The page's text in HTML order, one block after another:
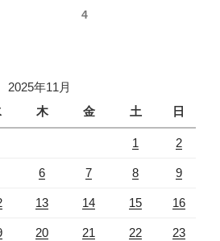
固定ページ4
2025年11月
木 金 土 日
1 2
6 7 8 9
13 14 15 16
20 21 22 23